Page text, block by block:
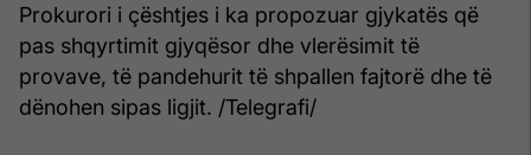
Prokurori i çështjes i ka propozuar gjykatës që
pas shqyrtimit gjyqësor dhe vlerësimit të
provave, të pandehurit të shpallen fajtorë dhe të
dënohen sipas ligjit. /Telegrafi/